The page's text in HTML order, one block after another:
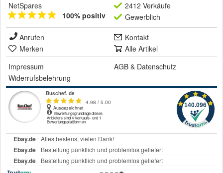
NetSpares
100% positiv
2412 Verkäufe
Gewerblich
Anrufen
Kontakt
Merken
Alle Artikel
Impressum
AGB & Datenschutz
Widerrufsbelehrung